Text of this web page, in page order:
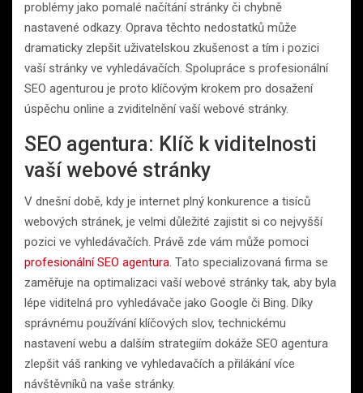
problémy jako pomalé načítání stránky či chybně
nastavené odkazy. Oprava těchto nedostatků může
dramaticky zlepšit uživatelskou zkušenost a tím i pozici
vaší stránky ve vyhledávačích. Spolupráce s profesionální
SEO agenturou je proto klíčovým krokem pro dosažení
úspěchu online a zviditelnění vaší webové stránky.
SEO agentura: Klíč k viditelnosti
vaší webové stránky
V dnešní době, kdy je internet plný konkurence a tisíců
webových stránek, je velmi důležité zajistit si co nejvyšší
pozici ve vyhledávačích. Právě zde vám může pomoci
profesionální SEO agentura. Tato specializovaná firma se
zaměřuje na optimalizaci vaší webové stránky tak, aby byla
lépe viditelná pro vyhledávače jako Google či Bing. Díky
správnému používání klíčových slov, technickému
nastavení webu a dalším strategiím dokáže SEO agentura
zlepšit váš ranking ve vyhledavačích a přilákání více
návštěvníků na vaše stránky.